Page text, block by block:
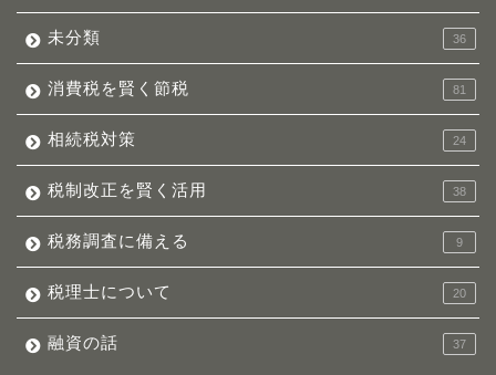
未分類 36
消費税を賢く節税 81
相続税対策 24
税制改正を賢く活用 38
税務調査に備える 9
税理士について 20
融資の話 37